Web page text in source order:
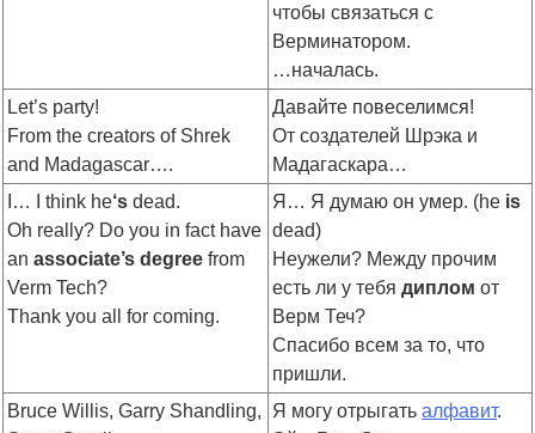
чтобы связаться с
Верминатором.
…началась.
Let’s party!
From the creators of Shrek
and Madagascar….
Давайте повеселимся!
От создателей Шрэка и
Мадагаскара…
I… I think he‘s dead.
Oh really? Do you in fact have
an associate’s degree from
Verm Tech?
Thank you all for coming.
Я… Я думаю он умер. (he is
dead)
Неужели? Между прочим
есть ли у тебя диплом от
Верм Теч?
Спасибо всем за то, что
пришли.
Bruce Willis, Garry Shandling,
Я могу отрыгать алфавит.